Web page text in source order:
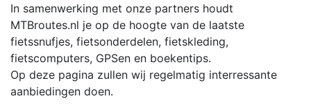
In samenwerking met onze partners houdt
MTBroutes.nl je op de hoogte van de laatste
fietssnufjes, fietsonderdelen, fietskleding,
fietscomputers, GPSen en boekentips.
Op deze pagina zullen wij regelmatig interressante
aanbiedingen doen.